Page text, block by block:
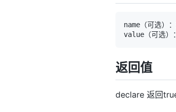
返回值
declare 返回